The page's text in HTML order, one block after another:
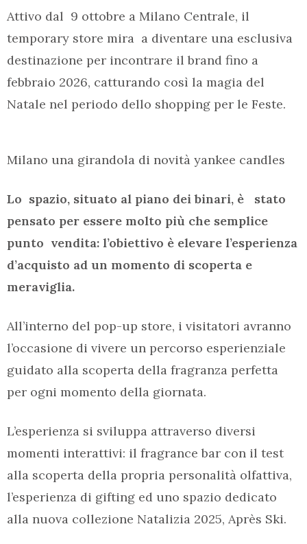
Attivo dal 9 ottobre a Milano Centrale, il
temporary store mira a diventare una esclusiva
destinazione per incontrare il brand fino a
febbraio 2026, catturando così la magia del
Natale nel periodo dello shopping per le Feste.
Milano una girandola di novità yankee candles
Lo spazio, situato al piano dei binari, è stato
pensato per essere molto più che semplice
punto vendita: l’obiettivo è elevare l’esperienza
d’acquisto ad un momento di scoperta e
meraviglia.
All’interno del pop-up store, i visitatori avranno
l’occasione di vivere un percorso esperienziale
guidato alla scoperta della fragranza perfetta
per ogni momento della giornata.
L’esperienza si sviluppa attraverso diversi
momenti interattivi: il fragrance bar con il test
alla scoperta della propria personalità olfattiva,
l’esperienza di gifting ed uno spazio dedicato
alla nuova collezione Natalizia 2025, Après Ski.